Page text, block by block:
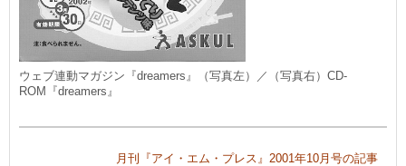
ウェブ連動マガジン『dreamers』（写真左）／（写真右）CD-
ROM『dreamers』
月刊『アイ・エム・プレス』2001年10月号の記事